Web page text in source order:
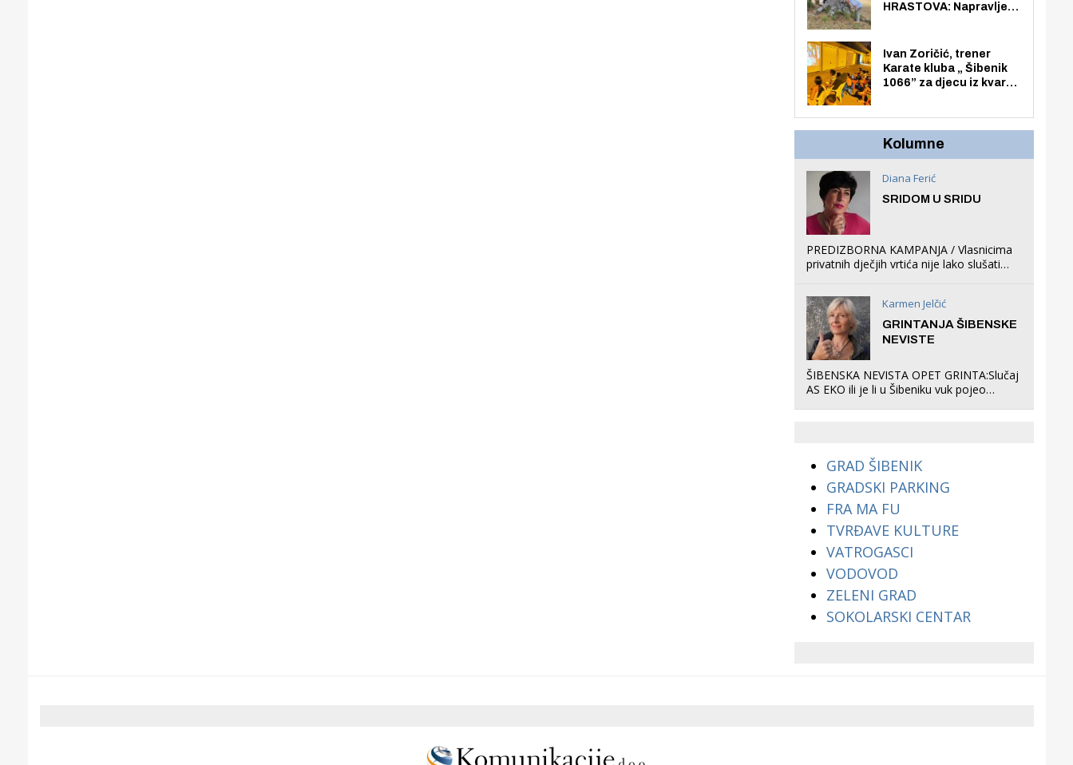
HRASTOVA: Napravljen
Zmajevac
Ivan Zoričić, trener
Karate kluba „ Šibenik
1066” za djecu iz kvarta
organizirao dječje
Kolumne
Diana Ferić
SRIDOM U SRIDU
PREDIZBORNA KAMPANJA / Vlasnicima
privatnih dječjih vrtića nije lako slušati
što oni rade u Šibeniku ne postoji
Karmen Jelčić
GRINTANJA ŠIBENSKE
NEVISTE
ŠIBENSKA NEVISTA OPET GRINTA:Slučaj
AS EKO ili je li u Šibeniku vuk pojeo
GRAD ŠIBENIK
GRADSKI PARKING
FRA MA FU
TVRĐAVE KULTURE
VATROGASCI
VODOVOD
ZELENI GRAD
SOKOLARSKI CENTAR